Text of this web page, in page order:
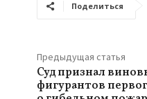
Поделиться
Предыдущая статья
Суд признал
фигурантов